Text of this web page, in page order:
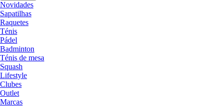
Novidades
Sapatilhas
Raquetes
Ténis
Pádel
Badminton
Ténis de mesa
Squash
Lifestyle
Clubes
Outlet
Marcas